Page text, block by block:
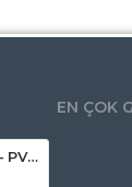
EN ÇOK
10x10 Kare Buat Kutusu – PVC, Vidalı Kapaklı, Elektrik Bağlantı Kutusu